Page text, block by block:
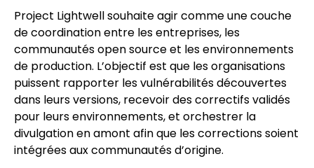
Project Lightwell souhaite agir comme une couche
de coordination entre les entreprises, les
communautés open source et les environnements
de production. L’objectif est que les organisations
puissent rapporter les vulnérabilités découvertes
dans leurs versions, recevoir des correctifs validés
pour leurs environnements, et orchestrer la
divulgation en amont afin que les corrections soient
intégrées aux communautés d’origine.